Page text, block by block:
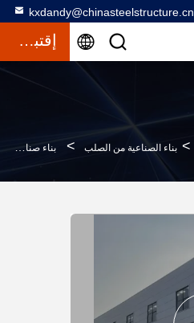
kxdandy@chinasteelstructure.cn
إقتباس
> بناء الصناعية من الصلب > بناء صناعي صلب مبتكر للبناء الحديث والمستدام